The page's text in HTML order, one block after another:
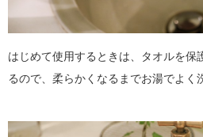
はじめて使用するときは、タオルを保
るので、柔らかくなるまでお湯でよく